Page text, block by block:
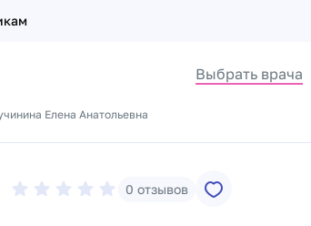
Выбрать врача
Елена Анатольевна
0 отзывов